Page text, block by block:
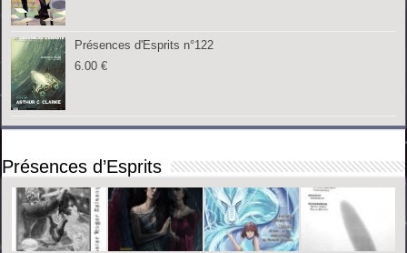
Présences d'Esprits n°122
6.00€
Présences d’Esprits